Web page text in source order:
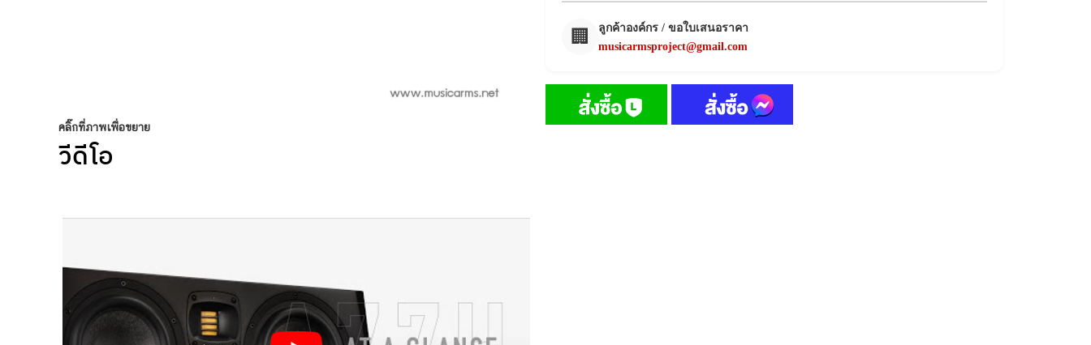
คลิ๊กที่ภาพเพื่อขยาย
🏢
ลูกค้าองค์กร / ขอใบเสนอราคา
musicarmsproject@gmail.com
วีดีโอ